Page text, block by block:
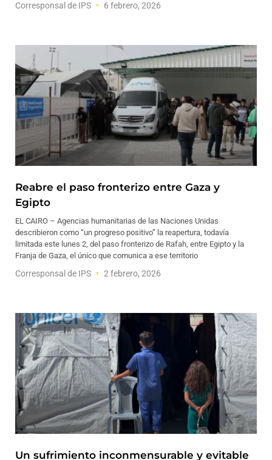
Corresponsal de IPS 6 febrero, 2026
Reabre el paso fronterizo entre Gaza y
Egipto
EL CAIRO – Agencias humanitarias de las Naciones Unidas
describieron como “un progreso positivo” la reapertura, todavía
limitada este lunes 2, del paso fronterizo de Rafah, entre Egipto y la
Franja de Gaza, el único que comunica a ese territorio
Corresponsal de IPS 2 febrero, 2026
Un sufrimiento inconmensurable y evitable